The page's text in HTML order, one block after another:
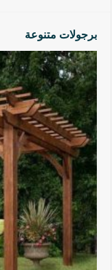
برجولات متنوعة